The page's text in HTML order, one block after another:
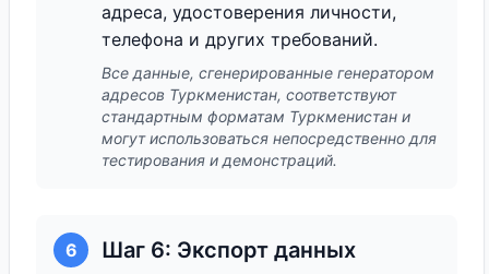
адреса, удостоверения личности,
телефона и других требований.
Все данные, сгенерированные генератором
адресов Туркменистан, соответствуют
стандартным форматам Туркменистан и
могут использоваться непосредственно для
тестирования и демонстраций.
6 Шаг 6: Экспорт данных